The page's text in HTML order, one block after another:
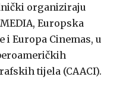
organiziraju
Europska
i Europa Cinemas, u
tijela (CAACI).